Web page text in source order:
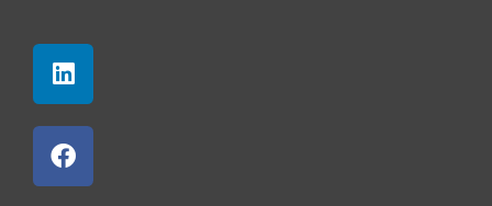
Linkedin
Facebook